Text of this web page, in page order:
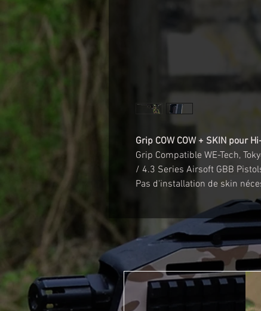
Grip COW COW + SKIN pour
Grip Compatible WE-Tech,
/ 4.3 Series Airsoft GBB
Pas d'installation de skin